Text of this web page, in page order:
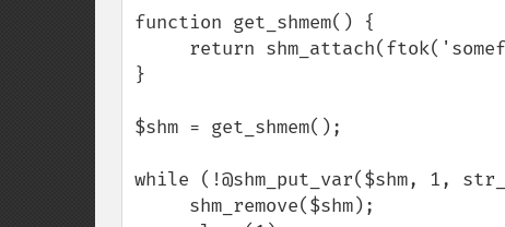
function get_shmem() {
}
$shm = get_shmem();
while (!@shm_put_var($shm,